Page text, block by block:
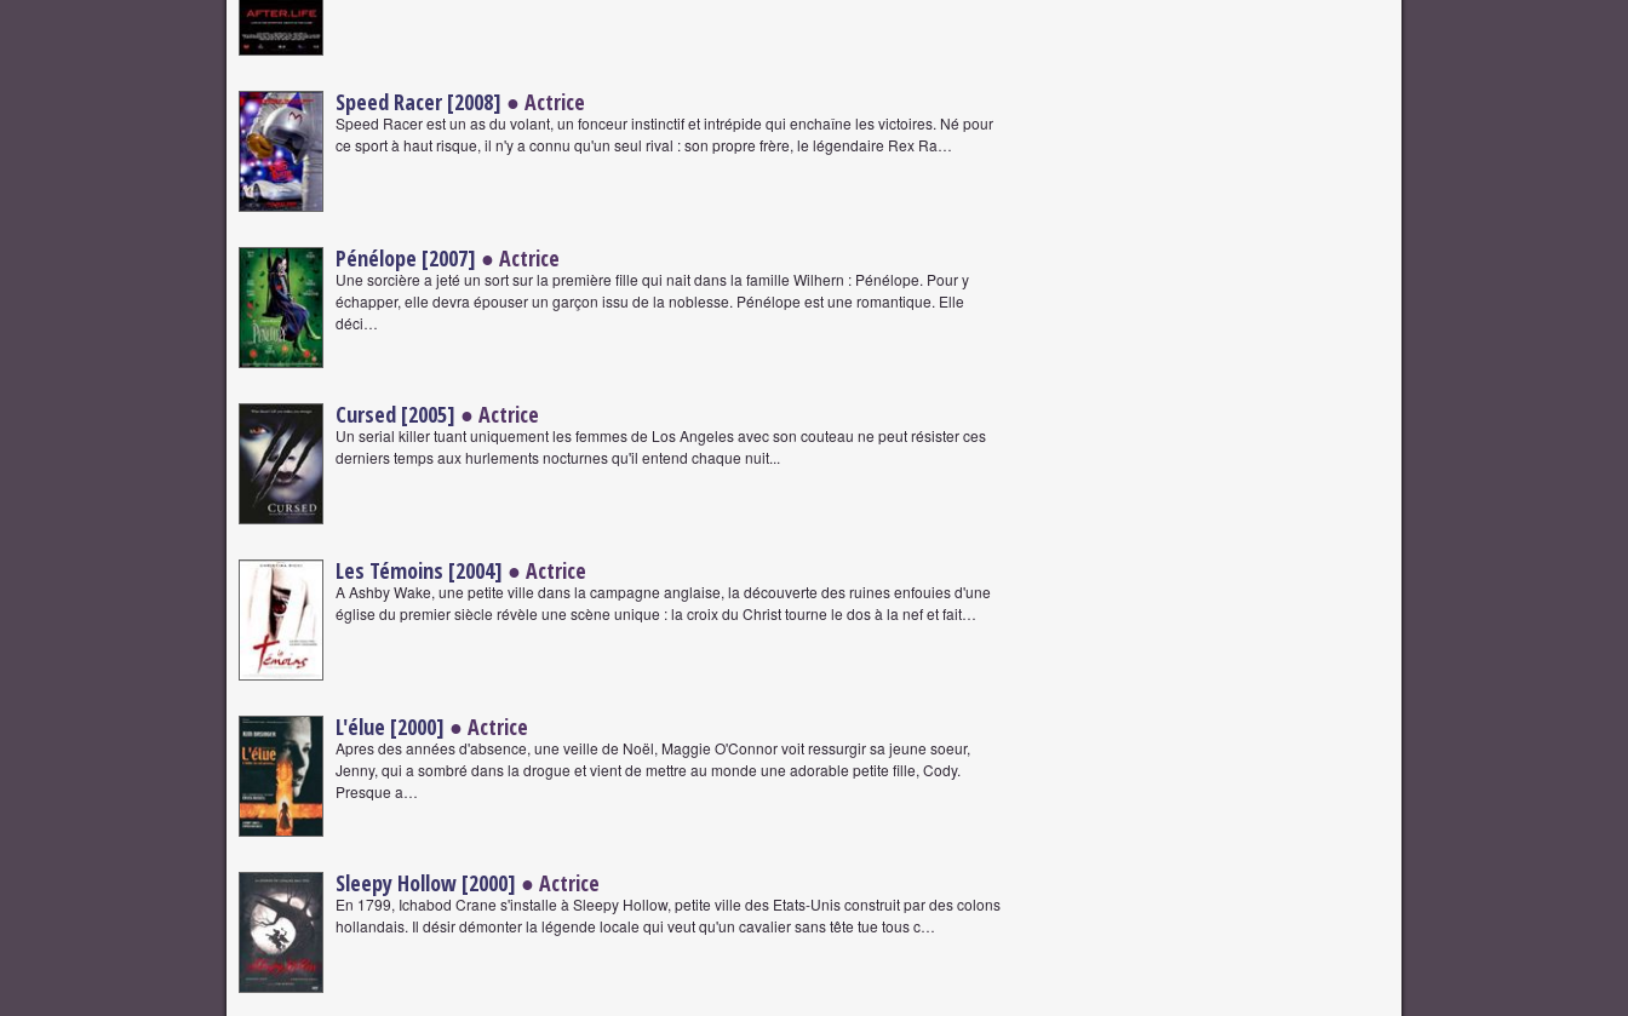
Speed Racer [2008] ● Actrice
Speed Racer est un as du volant, un fonceur instinctif et intrépide qui enchaîne les victoires. Né pour
ce sport à haut risque, il n'y a connu qu'un seul rival : son propre frère, le légendaire Rex Ra…
Pénélope [2007] ● Actrice
Une sorcière a jeté un sort sur la première fille qui nait dans la famille Wilhern : Pénélope. Pour y
échapper, elle devra épouser un garçon issu de la noblesse. Pénélope est une romantique. Elle
déci…
Cursed [2005] ● Actrice
Un serial killer tuant uniquement les femmes de Los Angeles avec son couteau ne peut résister ces
derniers temps aux hurlements nocturnes qu'il entend chaque nuit...
Les Témoins [2004] ● Actrice
A Ashby Wake, une petite ville dans la campagne anglaise, la découverte des ruines enfouies d'une
église du premier siècle révèle une scène unique : la croix du Christ tourne le dos à la nef et fait…
L'élue [2000] ● Actrice
Apres des années d'absence, une veille de Noël, Maggie O'Connor voit ressurgir sa jeune soeur,
Jenny, qui a sombré dans la drogue et vient de mettre au monde une adorable petite fille, Cody.
Presque a…
Sleepy Hollow [2000] ● Actrice
En 1799, Ichabod Crane s'installe à Sleepy Hollow, petite ville des Etats-Unis construit par des colons
hollandais. Il désir démonter la légende locale qui veut qu'un cavalier sans tête tue tous c…